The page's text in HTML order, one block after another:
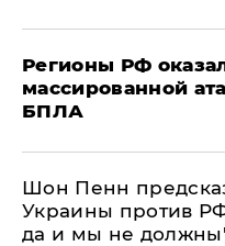
Регионы РФ
массированной
БПЛА
Шон Пенн
Украины против
да и мы не